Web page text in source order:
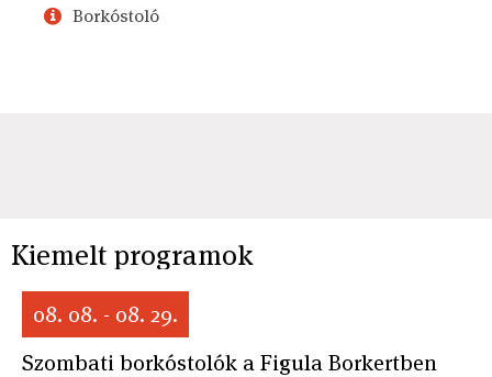
Borkóstoló
Kiemelt programok
08. 08. - 08. 29.
Szombati borkóstolók a Figula Borkertben